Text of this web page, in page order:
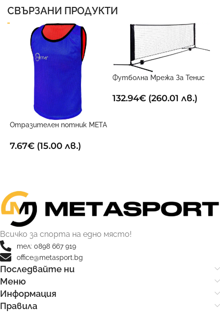
СВЪРЗАНИ ПРОДУКТИ
Отразителен потник META
7.67€ (15.00 лв.)
Футболна Мрежа За Тенис
132.94€(260.01 лв.)
Всичко за спорта на едно място!
тел: 0898 667 919
office@metasport.bg
Последвайте ни
Меню
Информация
Правила